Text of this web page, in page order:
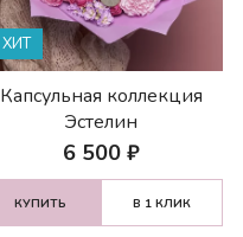
ХИТ
Капсульная коллекция
Эстелин
6 500₽
КУПИТЬ В 1 КЛИК